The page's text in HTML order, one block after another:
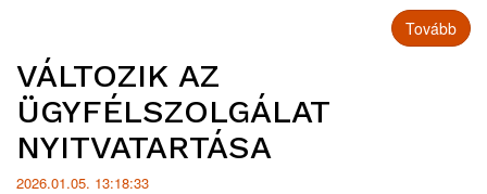
Tovább
VÁLTOZIK AZ
ÜGYFÉLSZOLGÁLAT
NYITVATARTÁSA
2026.01.05. 13:18:33